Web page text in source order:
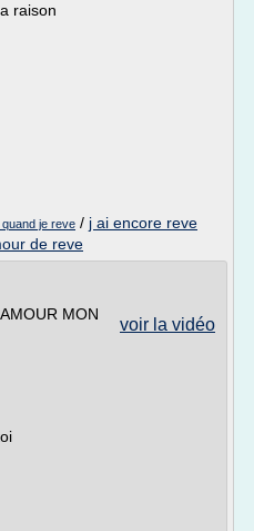
raison
je reve / j ai encore reve
de reve
voir la vidéo
MON